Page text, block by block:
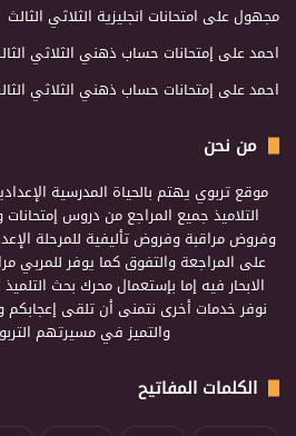
مجهولعلى امتحانات انجليزية الثلاثي الثالث
احمدعلى إمتحانات حساب ذهني الثلاثي
احمدعلى إمتحانات حساب ذهني الثلاثي
من نحن
موقع تربوي يهتم بالحياة المدرسية
التلاميذ جميع المراجع من دروس إمتحانات
وفروض مراقبة وفروض تأليفية للمرحلة
على المراجعة والتفوق كما يوفر للمربي
الابحار فيه إما بإستعمال محرك بحث
نوفر خدمات أخرى نتمنى أن تلقى إعجابكم
والتميز في مسيرتهم
الكلمات المفاتيح